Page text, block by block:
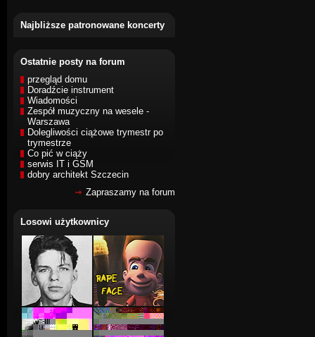
Najbliższe patronowane koncerty
Ostatnie posty na forum
przegląd domu
Doradźcie instrument
Wiadomości
Zespół muzyczny na wesele -
Warszawa
Dolegliwości ciążowe trymestr po
trymestrze
Co pić w ciąży
serwis IT i GSM
dobry architekt Szczecin
Zapraszamy na forum
Losowi użytkownicy